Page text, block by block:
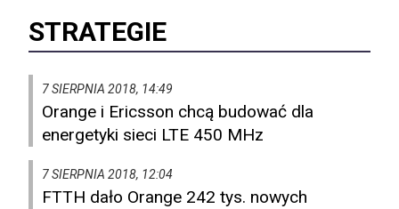
STRATEGIE
7 SIERPNIA 2018, 14:49
Orange i Ericsson chcą budować dla
energetyki sieci LTE 450 MHz
7 SIERPNIA 2018, 12:04
FTTH dało Orange 242 tys. nowych